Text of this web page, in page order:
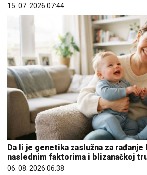
15. 07. 2026 07:44
Da li je genetika zaslužna za rađanje
naslednim faktorima i blizanačkoj
06. 08. 2026 06:38